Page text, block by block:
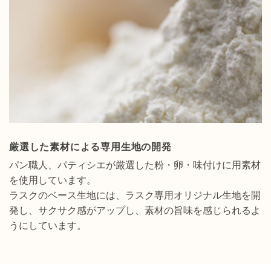
厳選した素材による専用生地の開発
パン職人、パティシエが厳選した粉・卵・味付けに用素材
を使用しています。
ラスクのベース生地には、ラスク専用オリジナル生地を開
発し、サクサク感がアップし、素材の旨味を感じられるよ
うにしています。